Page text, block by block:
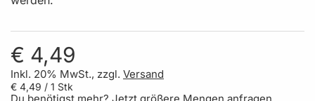
€ 4,49
Inkl. 20% MwSt., zzgl. Versand
€ 4,49 / 1 Stk
Du benötigst mehr? Jetzt größere Mengen anfragen